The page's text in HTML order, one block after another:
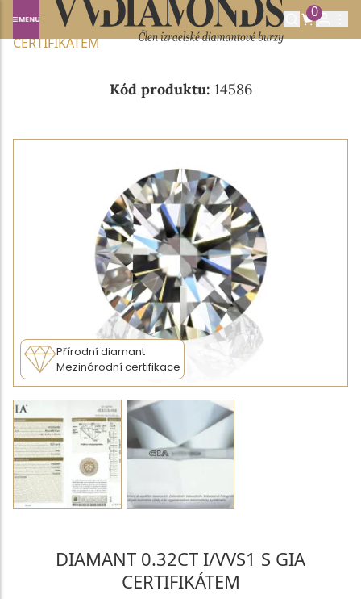
0
Domů NABÍDKA DIAMANTŮ
0.32CT I/VVS1 S GIA
CERTIFIKÁTEM
Kód produktu: 14586
Přírodní diamant
Mezinárodní certifikace
DIAMANT 0.32CT I/VVS1 S GIA
CERTIFIKÁTEM